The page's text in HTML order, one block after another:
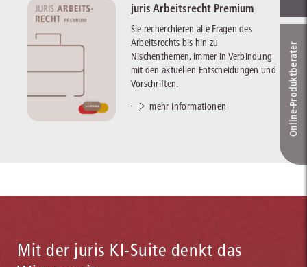
juris Arbeitsrecht Premium
Sie recherchieren alle Fragen des
Arbeitsrechts bis hin zu
Nischenthemen, immer in Verbindung
mit den aktuellen Entscheidungen und
Vorschriften.
mehr Informationen
Mit der juris KI-Suite denkt das
Online-Produkt­berater